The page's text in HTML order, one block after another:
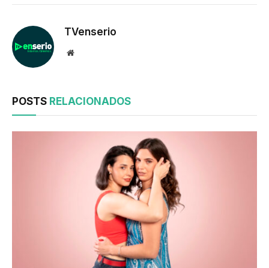
TVenserio
Website
POSTS RELACIONADOS